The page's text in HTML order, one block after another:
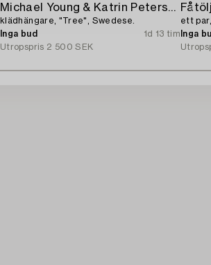
Michael Young & Katrin Petersdottir,
klädhängare, "Tree", Swedese.
Inga bud
1d 13 tim
Utropspris 2 500 SEK
ett
Inga